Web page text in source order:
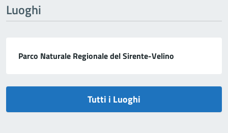
Luoghi
Parco Naturale Regionale del Sirente-Velino
Tutti i Luoghi